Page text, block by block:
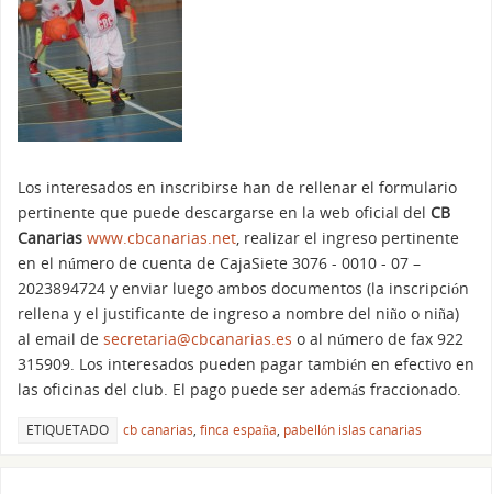
Los interesados en inscribirse han de rellenar el formulario
pertinente que puede descargarse en la web oficial del CB
Canarias www.cbcanarias.net, realizar el ingreso pertinente
en el número de cuenta de CajaSiete 3076 - 0010 - 07 –
2023894724 y enviar luego ambos documentos (la inscripción
rellena y el justificante de ingreso a nombre del niño o niña)
al email de secretaria@cbcanarias.es o al número de fax 922
315909. Los interesados pueden pagar también en efectivo en
las oficinas del club. El pago puede ser además fraccionado.
ETIQUETADO cb canarias, finca españa, pabellón islas canarias